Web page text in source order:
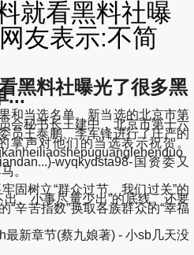
就看黑料社曝
友表示:不简
黑料社曝光了很多黑
...
当选名单。新当选的北京市第
会秘书长王建中，北京市第十六
员王泰鹏、李军锋进行了庄严的
掌声对他们的当选表示祝贺。
wyqkydsta98-国资委又
。
树立“群众过节、我们过关”的
、小事尽量少出”的底线。还要
“辛苦指数”换取各族群众的“幸福
最新章节(蔡九娘著) - 小sb几天没